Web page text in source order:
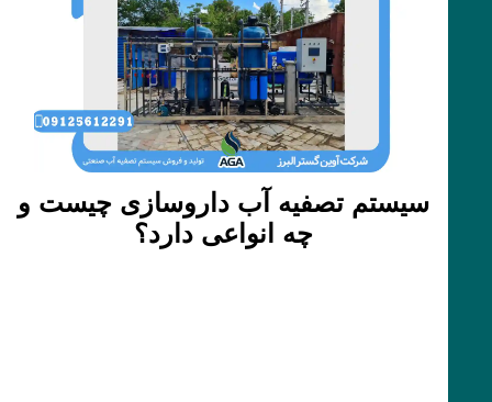
سیستم تصفیه آب داروسازی چیست و
چه انواعی دارد؟